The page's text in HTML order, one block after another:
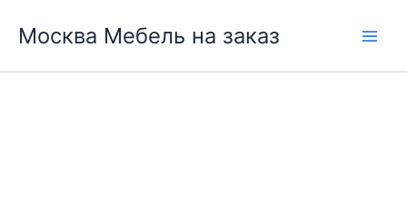
Москва Мебель на заказ